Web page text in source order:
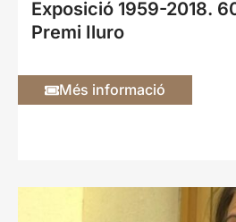
Exposició 1959-2018.
Premi Iluro
Més informació